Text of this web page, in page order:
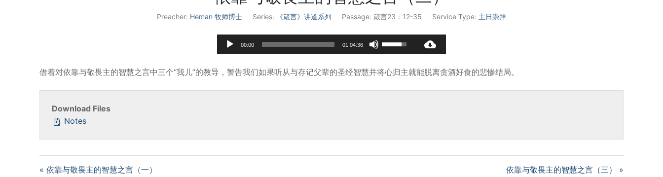
Preacher: Heman 牧师博士 Series: 《箴言》讲道系列 Passage: 箴言23：12-35 Service Type: 主日崇拜
Audio
Player
00:00 01:04:36
Up/Down
keys
to
volume.
借着对依靠与敬畏主的智慧之言中三个“我儿”的教导，警告我们如果听从与存记父辈的圣经智慧并将心归主就能脱离贪酒好食的悲惨结局。
Download Files
Notes
« 依靠与敬畏主的智慧之言（一） 依靠与敬畏主的智慧之言（三） »